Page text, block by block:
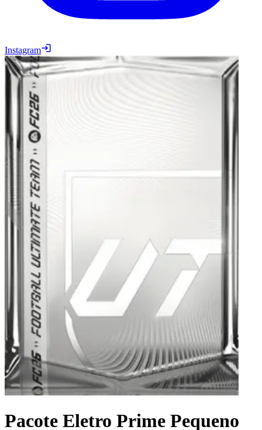
Instagram
Pacote Eletro Prime Pequeno